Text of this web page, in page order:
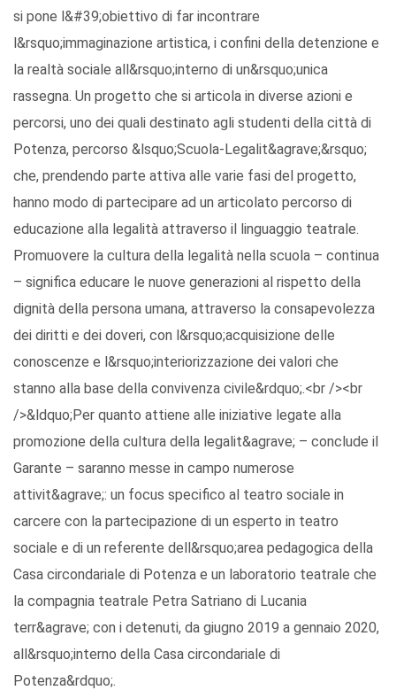
si pone l&#39;obiettivo di far incontrare
l&rsquo;immaginazione artistica, i confini della detenzione e
la realtà sociale all&rsquo;interno di un&rsquo;unica
rassegna. Un progetto che si articola in diverse azioni e
percorsi, uno dei quali destinato agli studenti della città di
Potenza, percorso &lsquo;Scuola-Legalit&agrave;&rsquo;
che, prendendo parte attiva alle varie fasi del progetto,
hanno modo di partecipare ad un articolato percorso di
educazione alla legalità attraverso il linguaggio teatrale.
Promuovere la cultura della legalità nella scuola – continua
– significa educare le nuove generazioni al rispetto della
dignità della persona umana, attraverso la consapevolezza
dei diritti e dei doveri, con l&rsquo;acquisizione delle
conoscenze e l&rsquo;interiorizzazione dei valori che
stanno alla base della convivenza civile&rdquo;.<br /><br
/>&ldquo;Per quanto attiene alle iniziative legate alla
promozione della cultura della legalit&agrave; – conclude il
Garante – saranno messe in campo numerose
attivit&agrave;: un focus specifico al teatro sociale in
carcere con la partecipazione di un esperto in teatro
sociale e di un referente dell&rsquo;area pedagogica della
Casa circondariale di Potenza e un laboratorio teatrale che
la compagnia teatrale Petra Satriano di Lucania
terr&agrave; con i detenuti, da giugno 2019 a gennaio 2020,
all&rsquo;interno della Casa circondariale di
Potenza&rdquo;.